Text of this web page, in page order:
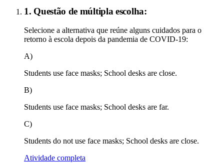
1. Questão de múltipla escolha:
Selecione a alternativa que reúne alguns cuidados para o
retorno à escola depois da pandemia de COVID-19:
A)
Students use face masks; School desks are close.
B)
Students use face masks; School desks are far.
C)
Students do not use face masks; School desks are close.
Atividade completa